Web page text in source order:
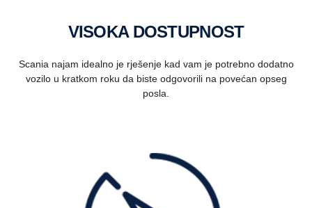
VISOKA DOSTUPNOST
Scania najam idealno je rješenje kad vam je potrebno dodatno
vozilo u kratkom roku da biste odgovorili na povećan opseg
posla.